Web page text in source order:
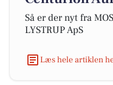
Så er der nyt fra
LYSTRUP ApS
Læs hele artiklen